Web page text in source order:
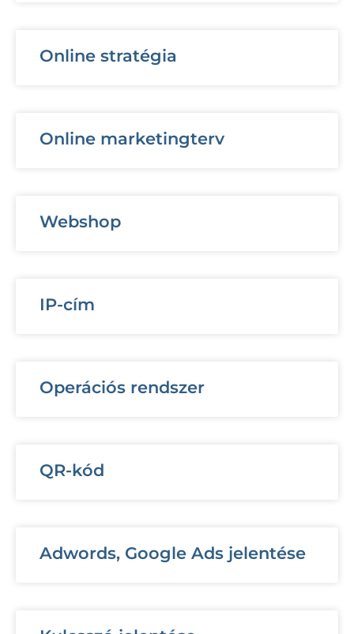
Online stratégia
Online marketingterv
Webshop
IP-cím
Operációs rendszer
QR-kód
Adwords, Google Ads jelentése